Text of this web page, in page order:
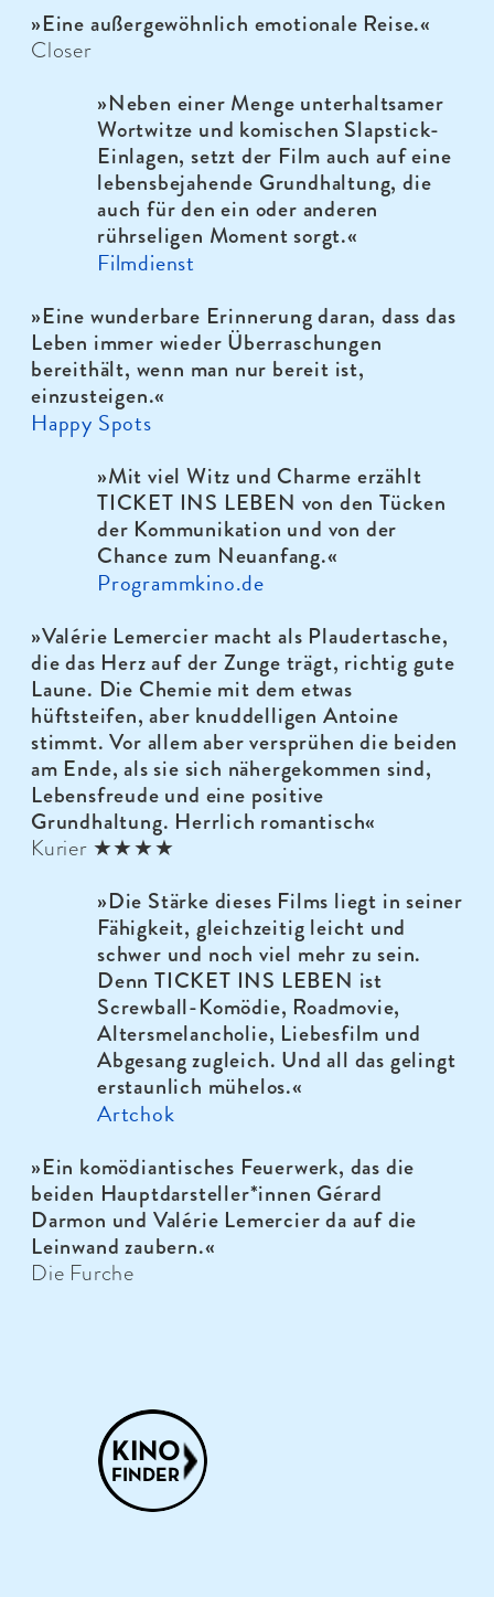
»Eine außergewöhnlich emotionale Reise.«
Closer
»Neben einer Menge unterhaltsamer
Wortwitze und komischen Slapstick-
Einlagen, setzt der Film auch auf eine
lebensbejahende Grundhaltung, die
auch für den ein oder anderen
rührseligen Moment sorgt.«
Filmdienst
»Eine wunderbare Erinnerung daran, dass das
Leben immer wieder Überraschungen
bereithält, wenn man nur bereit ist,
einzusteigen.«
Happy Spots
»Mit viel Witz und Charme erzählt
TICKET INS LEBEN von den Tücken
der Kommunikation und von der
Chance zum Neuanfang.«
Programmkino.de
»Valérie Lemercier macht als Plaudertasche,
die das Herz auf der Zunge trägt, richtig gute
Laune. Die Chemie mit dem etwas
hüftsteifen, aber knuddelligen Antoine
stimmt. Vor allem aber versprühen die beiden
am Ende, als sie sich nähergekommen sind,
Lebensfreude und eine positive
Grundhaltung. Herrlich romantisch«
Kurier ★★★★
»Die Stärke dieses Films liegt in seiner
Fähigkeit, gleich­zeitig leicht und
schwer und noch viel mehr zu sein.
Denn TICKET INS LEBEN ist
Screwball-Komödie, Roadmovie,
Alters­me­lan­cholie, Liebes­film und
Abgesang zugleich. Und all das gelingt
erstaun­lich mühelos.«
Artchok
»Ein komödiantisches Feuerwerk, das die
beiden Hauptdarsteller*innen Gérard
Darmon und Valérie Lemercier da auf die
Leinwand zaubern.«
Die Furche